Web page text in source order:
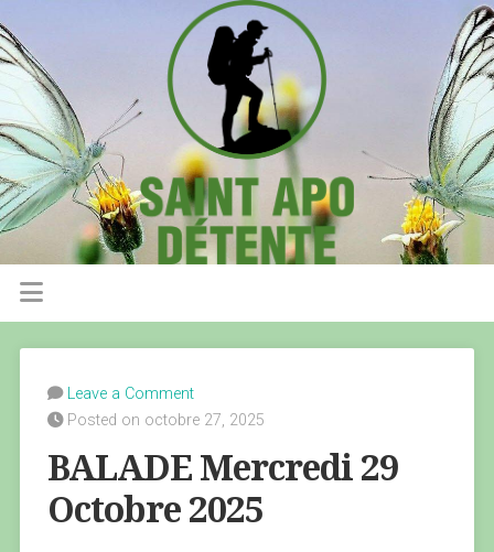
Leave a Comment
Posted on octobre 27, 2025
BALADE Mercredi 29
Octobre 2025